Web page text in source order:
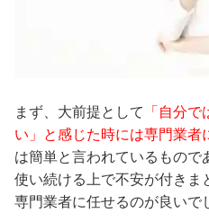
まず、大前提として
「自分
い」と感じた時には専門業者
は簡単と言われているもので
使い続ける上で不安が付きま
専門業者に任せるのが良いで